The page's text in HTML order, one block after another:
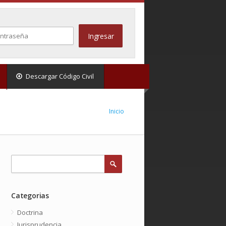
Descargar Código Civil
Inicio
Categorias
Doctrina